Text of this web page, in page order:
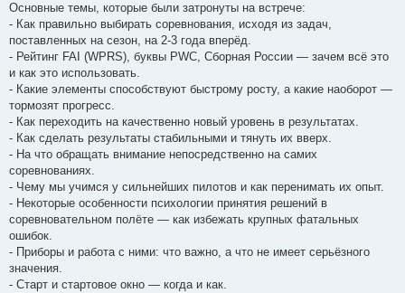
Основные темы, которые были затронуты на встрече:
- Как правильно выбирать соревнования, исходя из задач,
поставленных на сезон, на 2-3 года вперёд.
- Рейтинг FAI (WPRS), буквы PWC, Сборная России — зачем всё это
и как это использовать.
- Какие элементы способствуют быстрому росту, а какие наоборот —
тормозят прогресс.
- Как переходить на качественно новый уровень в результатах.
- Как сделать результаты стабильными и тянуть их вверх.
- На что обращать внимание непосредственно на самих
соревнованиях.
- Чему мы учимся у сильнейших пилотов и как перенимать их опыт.
- Некоторые особенности психологии принятия решений в
соревновательном полёте — как избежать крупных фатальных
ошибок.
- Приборы и работа с ними: что важно, а что не имеет серьёзного
значения.
- Старт и стартовое окно — когда и как.